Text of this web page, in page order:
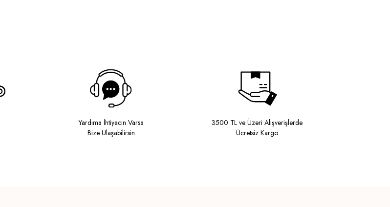
Yardıma İhtiyacın Varsa
Bize Ulaşabilirsin
3500 TL ve Üzeri Alışverişlerde
Ücretsiz Kargo